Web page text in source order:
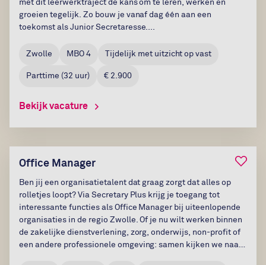
met dit leerwerktraject de kans om te leren, werken en
groeien tegelijk. Zo bouw je vanaf dag één aan een
toekomst als Junior Secretaresse....
Zwolle MBO 4 Tijdelijk met uitzicht op vast
Parttime (32 uur) € 2.900
Bekijk vacature
Office Manager
Ben jij een organisatietalent dat graag zorgt dat alles op
rolletjes loopt? Via Secretary Plus krijg je toegang tot
interessante functies als Office Manager bij uiteenlopende
organisaties in de regio Zwolle. Of je nu wilt werken binnen
de zakelijke dienstverlening, zorg, onderwijs, non-profit of
een andere professionele omgeving: samen kijken we naar